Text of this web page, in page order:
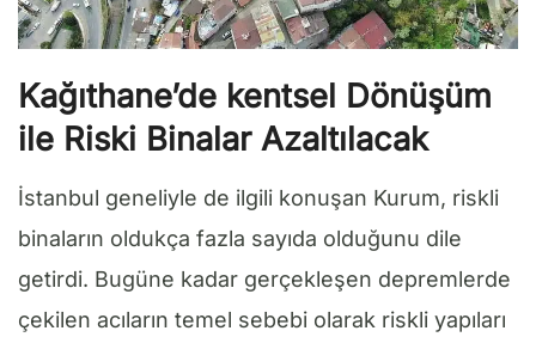
Kağıthane’de kentsel Dönüşüm
ile Riski Binalar Azaltılacak
İstanbul geneliyle de ilgili konuşan Kurum, riskli
binaların oldukça fazla sayıda olduğunu dile
getirdi. Bugüne kadar gerçekleşen depremlerde
çekilen acıların temel sebebi olarak riskli yapıları